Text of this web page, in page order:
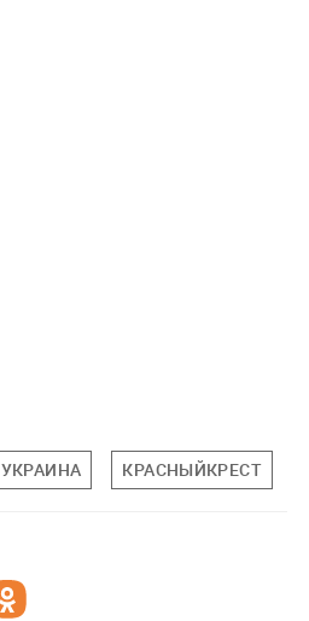
УКРАИНА КРАСНЫЙКРЕСТ